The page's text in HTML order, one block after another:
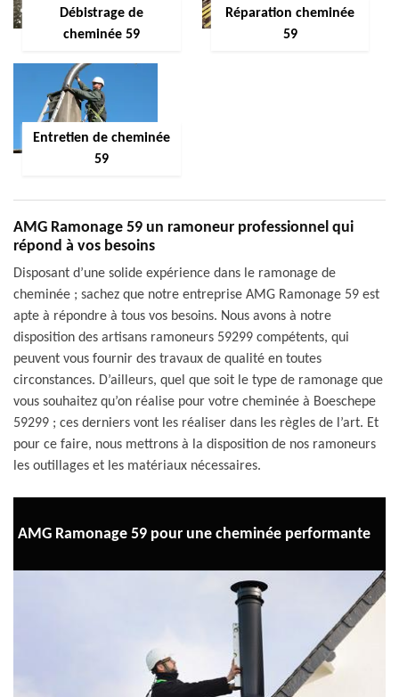
Débistrage de
cheminée 59
Réparation cheminée
59
Entretien de cheminée
59
AMG Ramonage 59 un ramoneur professionnel qui
répond à vos besoins
Disposant d’une solide expérience dans le ramonage de
cheminée ; sachez que notre entreprise AMG Ramonage 59 est
apte à répondre à tous vos besoins. Nous avons à notre
disposition des artisans ramoneurs 59299 compétents, qui
peuvent vous fournir des travaux de qualité en toutes
circonstances. D’ailleurs, quel que soit le type de ramonage que
vous souhaitez qu’on réalise pour votre cheminée à Boeschepe
59299 ; ces derniers vont les réaliser dans les règles de l’art. Et
pour ce faire, nous mettrons à la disposition de nos ramoneurs
les outillages et les matériaux nécessaires.
AMG Ramonage 59 pour une cheminée performante